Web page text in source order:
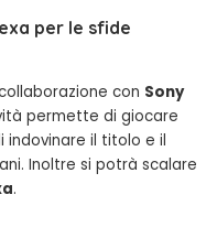
per le sfide
con Sony
permette di giocare
indovinare il titolo e il
Inoltre si potrà scalare
.